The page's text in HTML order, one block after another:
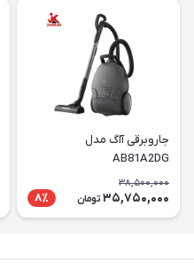
جاروبرقی آاگ مدل
AB81A2DG
38,500,000
35,750,000 تومان 8٪